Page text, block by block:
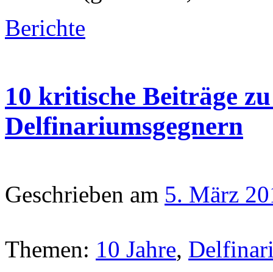
Berichte
10 kritische Beiträge
Delfinariumsgegnern
Geschrieben am 5. März
Themen: 10 Jahre,